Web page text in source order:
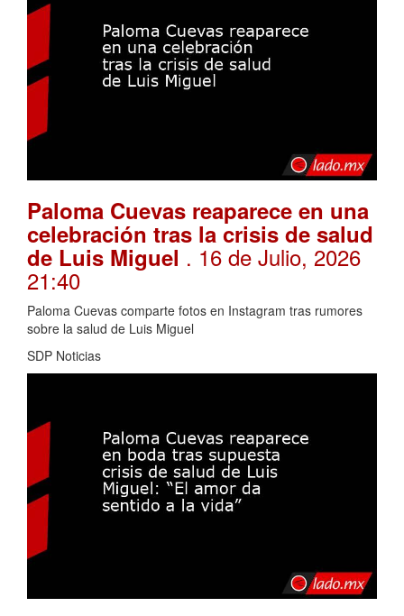
Paloma Cuevas reaparece en una
celebración tras la crisis de salud
de Luis Miguel . 16 de Julio, 2026
21:40
Paloma Cuevas comparte fotos en Instagram tras rumores
sobre la salud de Luis Miguel
SDP Noticias